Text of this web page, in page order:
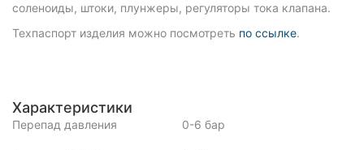
соленоиды, штоки, плунжеры, регуляторы тока клапана.
Техпаспорт изделия можно посмотреть по ссылке.
Характеристики
Перепад давления 0-6 бар